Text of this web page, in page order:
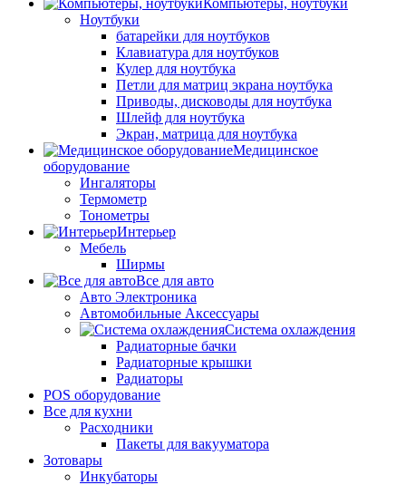
Ноутбуки
батарейки для ноутбуков
Клавиатура для ноутбуков
Кулер для ноутбука
Петли для матриц экрана ноутбука
Приводы, дисководы для ноутбука
Шлейф для ноутбука
Экран, матрица для ноутбука
Медицинское
оборудование
Ингаляторы
Термометр
Тонометры
Интерьер
Мебель
Ширмы
Все для авто
Авто Электроника
Автомобильные Аксессуары
Система охлаждения
Радиаторные бачки
Радиаторные крышки
Радиаторы
POS оборудование
Все для кухни
Расходники
Пакеты для вакууматора
Зотовары
Инкубаторы